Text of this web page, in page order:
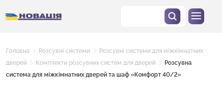
Головна Розсувні системи
Розсувні системи для міжкімнатних
дверей
Комплекти розсувних систем для дверей
Розсувна
система для міжкімнатних дверей та шаф «Комфорт 40/2»